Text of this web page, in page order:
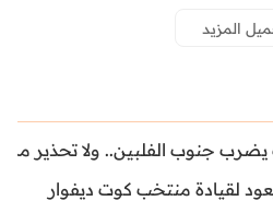
المزيد
لقيادة منتخب كوت ديفوار